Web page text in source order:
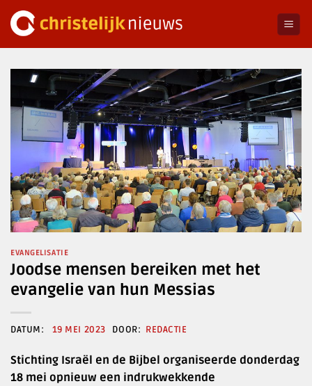
naar
EVANGELISATIE
Joodse mensen bereiken met het
evangelie van hun Messias
19 MEI 2023 REDACTIE
Stichting Israël en de Bijbel organiseerde donderdag
18 mei opnieuw een indrukwekkende